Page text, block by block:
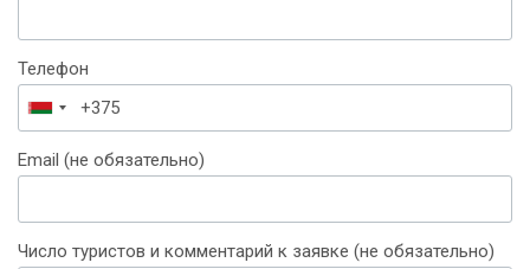
Телефон
Беларусь
+375
Email (не обязательно)
Число туристов и комментарий к заявке (не обязательно)